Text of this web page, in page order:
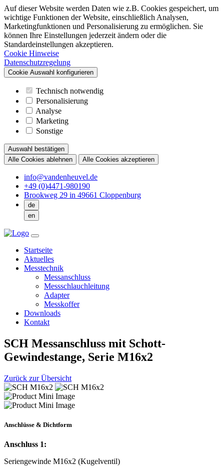
Auf dieser Website werden Daten wie z.B. Cookies gespeichert, um
wichtige Funktionen der Website, einschließlich Analysen,
Marketingfunktionen und Personalisierung zu ermöglichen. Sie
können Ihre Einstellungen jederzeit ändern oder die
Standardeinstellungen akzeptieren.
Cookie Hinweise
Datenschutzregelung
Cookie Auswahl konfigurieren
Technisch notwendig
Personalisierung
Analyse
Marketing
Sonstige
Auswahl bestätigen
Alle Cookies ablehnen
Alle Cookies akzeptieren
info@vandenheuvel.de
+49 (0)4471-980190
Brookweg 29 in 49661 Cloppenburg
de
en
Startseite
Aktuelles
Messtechnik
Messanschluss
Messschlauchleitung
Adapter
Messkoffer
Downloads
Kontakt
SCH Messanschluss mit Schott-
Gewindestange, Serie M16x2
Zurück zur Übersicht
Anschlüsse & Dichtform
Anschluss 1:
Seriengewinde M16x2 (Kugelventil)